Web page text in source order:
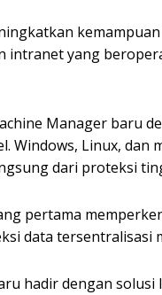
intranet yang
Manager baru
Windows, Linux,
dari proteksi
pertama
data tersentralisasi
hadir dengan